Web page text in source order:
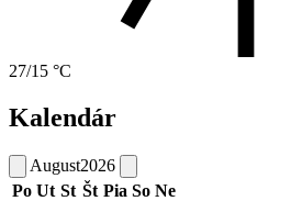
27/15 °C
Kalendár
August2026
Po Ut St Št Pia So Ne